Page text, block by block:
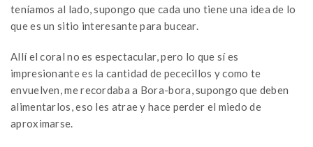
teníamos al lado, supongo que cada uno tiene una idea de lo
que es un sitio interesante para bucear.
Allí el coral no es espectacular, pero lo que sí es
impresionante es la cantidad de pececillos y como te
envuelven, me recordaba a Bora-bora, supongo que deben
alimentarlos, eso les atrae y hace perder el miedo de
aproximarse.